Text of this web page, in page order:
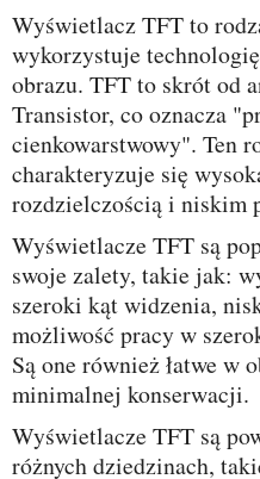
Wyświetlacz TFT to rodzaj ekranu, który
wykorzystuje
obrazu. TFT to skrót od
Transistor, co oznacza
cienkowarstwowy". Ten
charakteryzuje się
rozdzielczością i niskim
Wyświetlacze TFT są popularne ze względu na
swoje zalety, takie jak:
szeroki kąt widzenia,
możliwość pracy w
Są one również łatwe w
minimalnej konserwacji.
Wyświetlacze TFT są powszechnie stosowane w
różnych dziedzinach,